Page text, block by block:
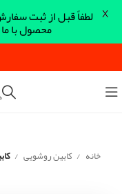
خانه کابین روشویی
لطفاً قبل از ثبت
محصول با
X